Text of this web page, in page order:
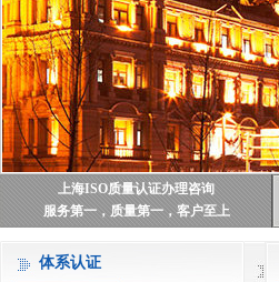
上海ISO质量认证办理咨询
服务第一，质量第一，客户至上
体系认证